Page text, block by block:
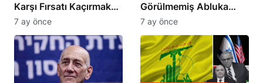
Karşı Fırsatı Kaçırmak
İstemiyor”
7 ay önce
Görülmemiş Abluka
Planı
7 ay önce